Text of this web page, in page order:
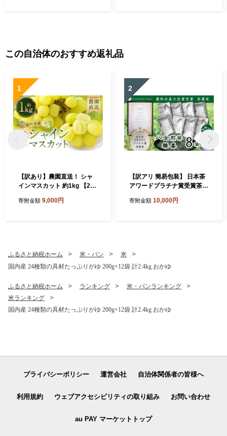
この自治体のおすすめ返礼品
1
【訳あり】農園直送！ シャ
インマスカット 約1kg 【202
送予定】 ぶどう マスカット
寄附金額 9,000円
2
【訳アリ 簡易包装】 日本茶
アワードプラチナ賞受賞茶
「煎茶 華喜 hanayagi」 80g
寄附金額 10,000円
ふるさと納税ホーム 米・パン
米
国内産 24種類の具材たっぷりがゆ 200g×12袋 計2.4kg おかゆ
ふるさと納税ホーム ランキング
米・パンランキング
米ランキング
国内産 24種類の具材たっぷりがゆ 200g×12袋 計2.4kg おかゆ
プライバシーポリシー 運営会社 自治体関係者の皆様へ
利用規約 ウェブアクセシビリティの取り組み お問い合わせ
au PAY マーケットトップ